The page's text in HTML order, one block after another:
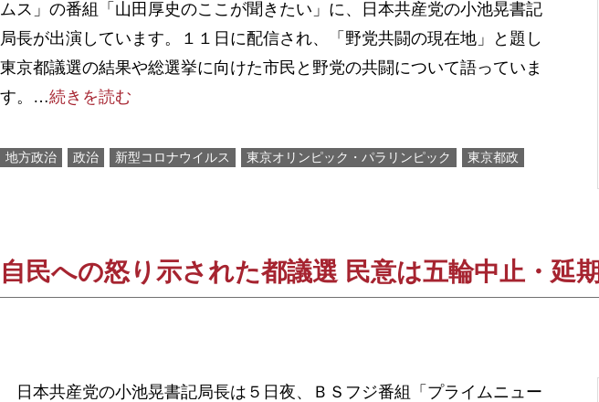
ムス」の番組「山田厚史のここが聞きたい」に、日本共産党の小池晃書記
局長が出演しています。１１日に配信され、「野党共闘の現在地」と題し
東京都議選の結果や総選挙に向けた市民と野党の共闘について語っていま
す。…続きを読む
地方政治 政治 新型コロナウイルス 東京オリンピック・パラリンピック 東京都政
自民への怒り示された都議選 民意は五輪中止・延期
日本共産党の小池晃書記局長は５日夜、ＢＳフジ番組「プライムニュー